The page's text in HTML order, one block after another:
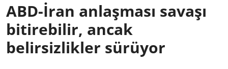
ABD-İran anlaşması savaşı
bitirebilir, ancak
belirsizlikler sürüyor